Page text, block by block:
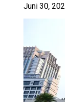
Juni 30,